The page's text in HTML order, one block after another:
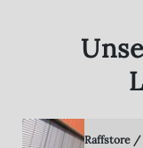
Raffstore /